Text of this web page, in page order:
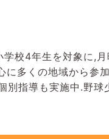
校4年生を対象に,
多くの地域から参
指導も実施中.野